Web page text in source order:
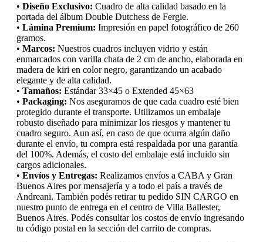
• Diseño Exclusivo: Cuadro de alta calidad basado en la
portada del álbum Double Dutchess de Fergie.
• Lámina Premium: Impresión en papel fotográfico de 260
gramos.
• Marcos: Nuestros cuadros incluyen vidrio y están
enmarcados con varilla chata de 2 cm de ancho, elaborada en
madera de kiri en color negro, garantizando un acabado
elegante y de alta calidad.
• Tamaños: Estándar 33×45 o Extended 45×63
• Packaging: Nos aseguramos de que cada cuadro esté bien
protegido durante el transporte. Utilizamos un embalaje
robusto diseñado para minimizar los riesgos y mantener tu
cuadro seguro. Aun así, en caso de que ocurra algún daño
durante el envío, tu compra está respaldada por una garantía
del 100%. Además, el costo del embalaje está incluido sin
cargos adicionales.
• Envíos y Entregas: Realizamos envíos a CABA y Gran
Buenos Aires por mensajería y a todo el país a través de
Andreani. También podés retirar tu pedido SIN CARGO en
nuestro punto de entrega en el centro de Villa Ballester,
Buenos Aires. Podés consultar los costos de envío ingresando
tu código postal en la sección del carrito de compras.